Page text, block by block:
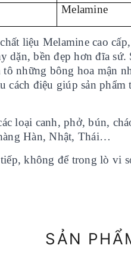
Melamine
liệu Melamine cao
dặn, bền đẹp hơn đĩa
những bông hoa mận
điệu giúp sản
loại canh, phở, bún,
Hàn, Nhật, Thái…
không để trong lò vi
SẢN